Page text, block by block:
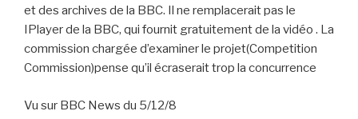
et des archives de la BBC. Il ne remplacerait pas le
IPlayer de la BBC, qui fournit gratuitement de la vidéo . La
commission chargée d’examiner le projet(Competition
Commission)pense qu’il écraserait trop la concurrence
Vu sur BBC News du 5/12/8